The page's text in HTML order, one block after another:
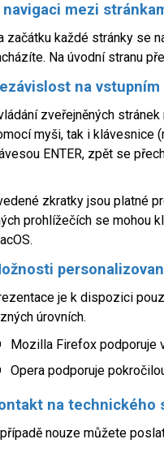
navigaci mezi
začátku každé stránky se
Na úvodní stranu
na
zveřejněných
myši, tak i klávesnice
ENTER, zpět se
zkratky jsou platné
prohlížečích se mohou
je k dispozici
úrovních.
Mozilla Firefox podporuje
Opera podporuje
na technického
nouze můžete